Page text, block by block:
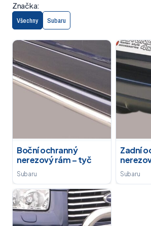
Značka:
Všechny Subaru
Boční ochranný
nerezový rám – tyč
Subaru
Zadní
Subaru